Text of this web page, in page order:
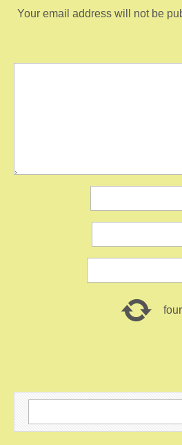
Your email address will not be